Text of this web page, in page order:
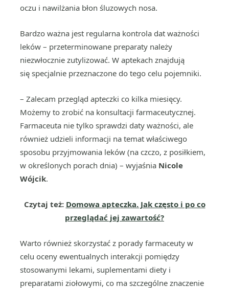
oczu i nawilżania błon śluzowych nosa.
Bardzo ważna jest regularna kontrola dat ważności
leków – przeterminowane preparaty należy
niezwłocznie zutylizować. W aptekach znajdują
się specjalnie przeznaczone do tego celu pojemniki.
– Zalecam przegląd apteczki co kilka miesięcy.
Możemy to zrobić na konsultacji farmaceutycznej.
Farmaceuta nie tylko sprawdzi daty ważności, ale
również udzieli informacji na temat właściwego
sposobu przyjmowania leków (na czczo, z posiłkiem,
w określonych porach dnia) – wyjaśnia Nicole
Wójcik.
Czytaj też: Domowa apteczka. Jak często i po co
przeglądać jej zawartość?
Warto również skorzystać z porady farmaceuty w
celu oceny ewentualnych interakcji pomiędzy
stosowanymi lekami, suplementami diety i
preparatami ziołowymi, co ma szczególne znaczenie